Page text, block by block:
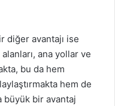
diğer avantajı ise
alanları, ana yollar ve
bu da hem
hem de
büyük bir avantaj